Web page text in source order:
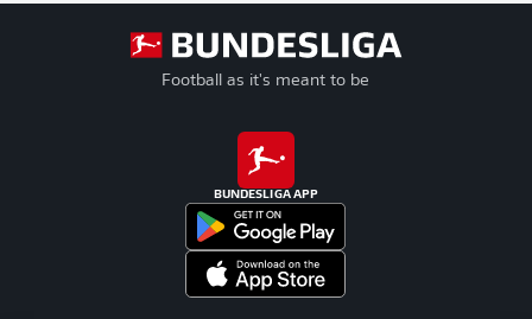
Football as it's meant to be
BUNDESLIGA APP